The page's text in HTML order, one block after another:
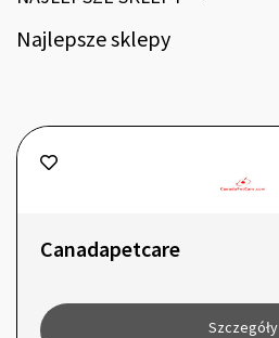
Najlepsze sklepy
Canadapetcare
Szczegóły